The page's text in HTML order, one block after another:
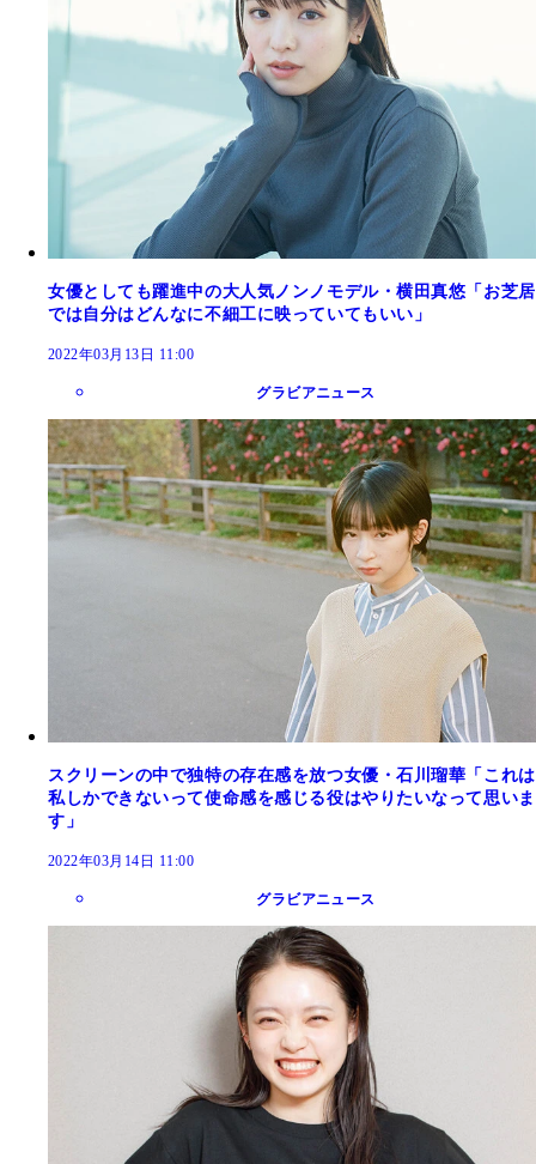
女優としても躍進中の大人気ノンノモデル・横田真悠「お芝居
では自分はどんなに不細工に映っていてもいい」
2022年03月13日 11:00
グラビアニュース
スクリーンの中で独特の存在感を放つ女優・石川瑠華「これは
私しかできないって使命感を感じる役はやりたいなって思いま
す」
2022年03月14日 11:00
グラビアニュース